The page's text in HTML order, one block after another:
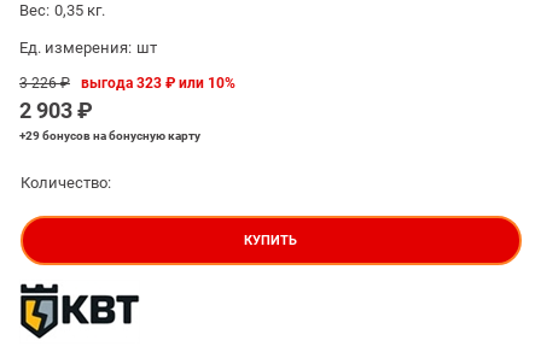
Вес: 0,35 кг.
Ед. измерения: шт
3 226 ₽
2 903 ₽
выгода323 ₽ или 10%
+29 бонусовна бонусную карту
Количество:
КУПИТЬ